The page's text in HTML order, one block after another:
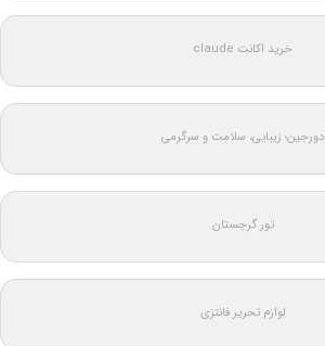
خرید اکانت claude
دورجین؛ زیبایی، سلامت و سرگرمی
تور گرجستان
لوازم تحریر فانتزی